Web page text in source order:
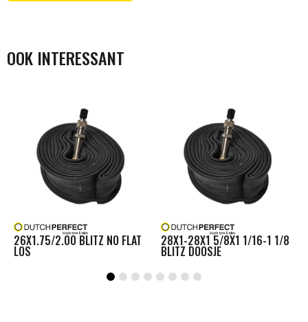
OOK INTERESSANT
26X1.75/2.00 BLITZ NO FLAT
LOS
28X1-28X1 5/8X1 1/16-1 1/8
BLITZ DOOSJE